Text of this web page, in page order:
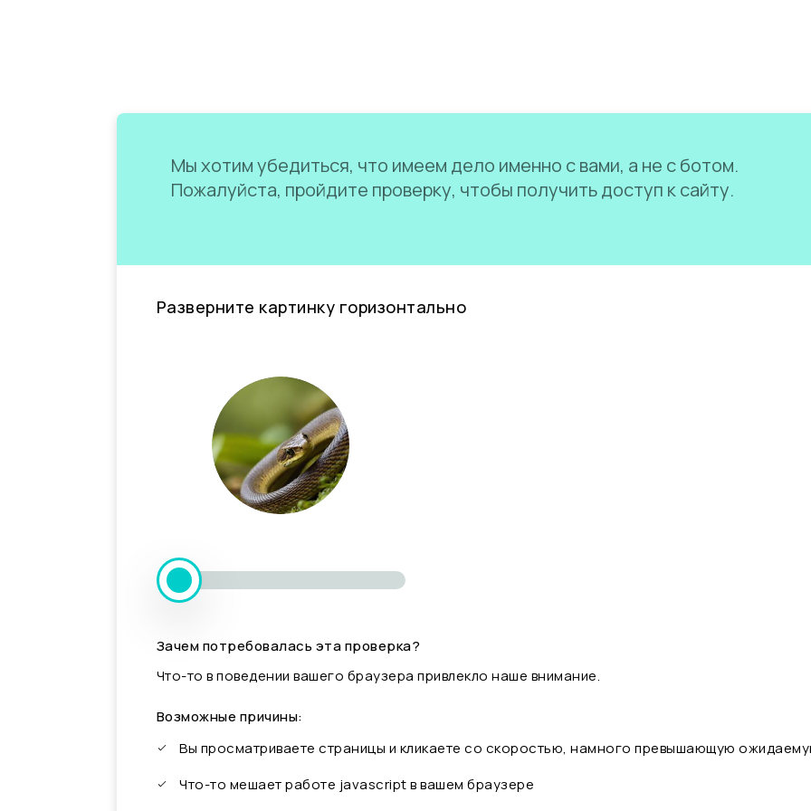
Мы хотим убедиться, что имеем дело именно с вами, а не с ботом.
Пожалуйста, пройдите проверку, чтобы получить доступ к сайту.
Разверните картинку горизонтально
Зачем потребовалась эта проверка?
Что-то в поведении вашего браузера привлекло наше внимание.
Возможные причины:
Вы просматриваете страницы и кликаете со скоростью, намного превышающую
Что-то мешает работе javascript в вашем браузере